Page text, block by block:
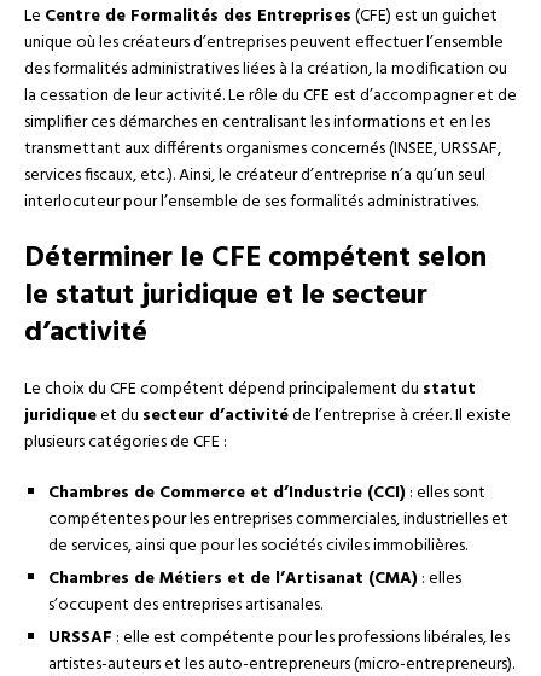
Le Centre de Formalités des Entreprises(CFE) est un guichet
unique où les créateurs d’entreprises peuvent effectuer l’ensemble
des formalités administratives liées à la création, la modification ou
la cessation de leur activité. Le rôle du CFE est d’accompagner et de
simplifier ces démarches en centralisant les informations et en les
transmettant aux différents organismes concernés (INSEE, URSSAF,
services fiscaux, etc.). Ainsi, le créateur d’entreprise n’a qu’un seul
interlocuteur pour l’ensemble de ses formalités administratives.
Déterminer le CFE compétent selon
le statut juridique et le secteur
d’activité
Le choix du CFE compétent dépend principalement du statut
juridiqueet du secteur d’activitéde l’entreprise à créer. Il existe
plusieurs catégories de CFE :
Chambres de Commerce et d’Industrie (CCI): elles sont
compétentes pour les entreprises commerciales, industrielles et
de services, ainsi que pour les sociétés civiles immobilières.
Chambres de Métiers et de l’Artisanat (CMA): elles
s’occupent des entreprises artisanales.
URSSAF : elle est compétente pour les professions libérales, les
artistes-auteurs et les auto-entrepreneurs (micro-entrepreneurs).